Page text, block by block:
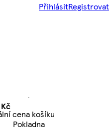
PřihlásitRegistrovat
KčAktuální cena košíku
cena košíku
Pokladna